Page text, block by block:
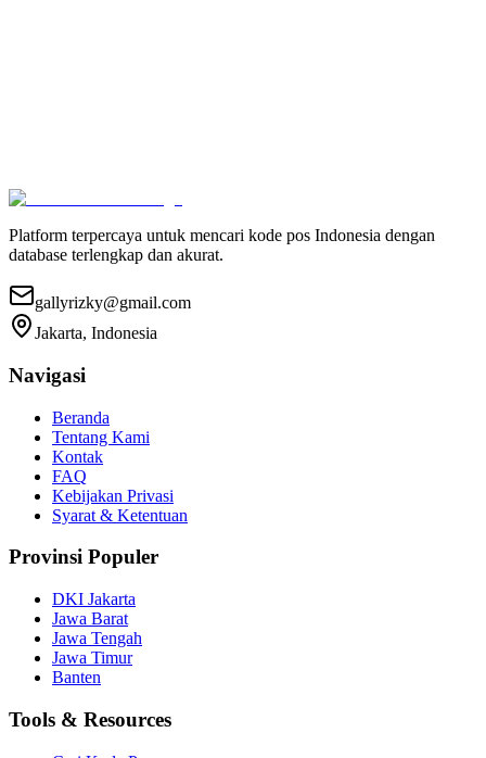
Platform terpercaya untuk mencari kode pos Indonesia dengan
database terlengkap dan akurat.
gallyrizky@gmail.com
Jakarta, Indonesia
Navigasi
Beranda
Tentang Kami
Kontak
FAQ
Kebijakan Privasi
Syarat & Ketentuan
Provinsi Populer
DKI Jakarta
Jawa Barat
Jawa Tengah
Jawa Timur
Banten
Tools & Resources